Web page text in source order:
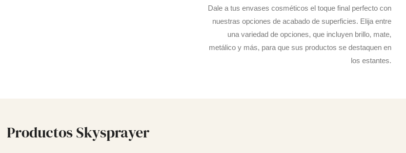
Dale a tus envases cosméticos el toque final perfecto con
nuestras opciones de acabado de superficies. Elija entre
una variedad de opciones, que incluyen brillo, mate,
metálico y más, para que sus productos se destaquen en
los estantes.
Productos Skysprayer